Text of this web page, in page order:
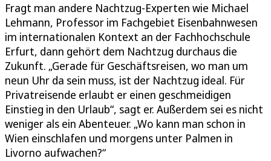
Fragt man andere Nachtzug-Experten wie Michael
Lehmann, Professor im Fachgebiet Eisenbahnwesen
im internationalen Kontext an der Fachhochschule
Erfurt, dann gehört dem Nachtzug durchaus die
Zukunft. „Gerade für Geschäftsreisen, wo man um
neun Uhr da sein muss, ist der Nachtzug ideal. Für
Privatreisende erlaubt er einen geschmeidigen
Einstieg in den Urlaub“, sagt er. Außerdem sei es nicht
weniger als ein Abenteuer. „Wo kann man schon in
Wien einschlafen und morgens unter Palmen in
Livorno aufwachen?“